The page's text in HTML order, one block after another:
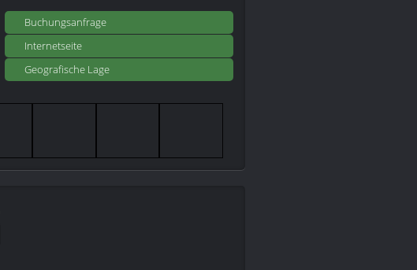
Buchungsanfrage
Internetseite
Geografische Lage